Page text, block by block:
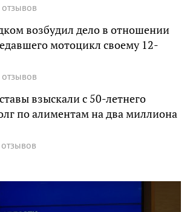
возбудил дело в отношении
мотоцикл своему 12-
взыскали с 50-летнего
по алиментам на два миллиона